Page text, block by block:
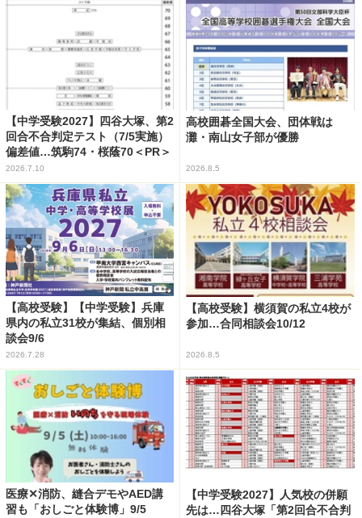
【中学受験2027】四谷大塚、第2
回合不合判定テスト（7/5実施）
偏差値…筑駒74・桜蔭70＜PR＞
2026.7.10
高校囲碁全国大会、団体戦は
灘・南山女子部が優勝
2026.8.5
【高校受験】【中学受験】兵庫
県内の私立31校が集結、個別相
談会9/6
2026.7.28
【高校受験】横須賀の私立4校が
参加…合同相談会10/12
2026.8.5
医療✕消防、縫合デモやAED講
習も「おしごと体験博」9/5
【中学受験2027】人気校の併願
先は…四谷大塚「第2回合不合判